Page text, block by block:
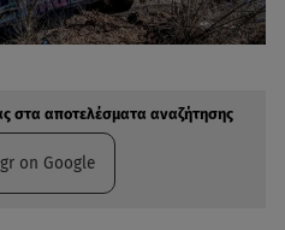
στα αποτελέσματα αναζήτησης
on Google